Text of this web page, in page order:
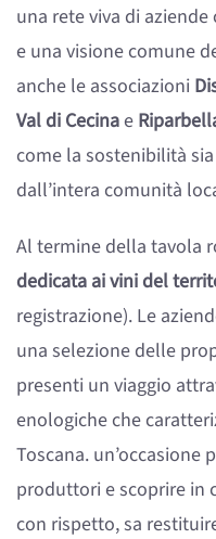
una rete viva di
e una visione comune
anche le associazioni
Val di Cecinae
come la sostenibilità
dall’intera comunità
Al termine della tavola
dedicata ai vini del
registrazione). Le
una selezione delle
presenti un viaggio
enologiche che
Toscana.
produttori e scoprire in
con rispetto, sa